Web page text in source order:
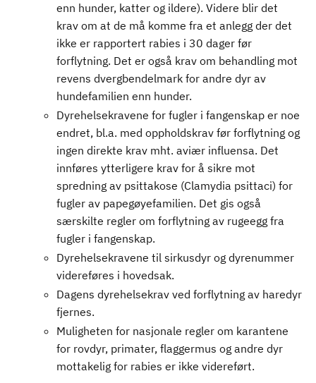
enn hunder, katter og ildere). Videre blir det
krav om at de må komme fra et anlegg der det
ikke er rapportert rabies i 30 dager før
forflytning. Det er også krav om behandling mot
revens dvergbendelmark for andre dyr av
hundefamilien enn hunder.
Dyrehelsekravene for fugler i fangenskap er noe
endret, bl.a. med oppholdskrav før forflytning og
ingen direkte krav mht. aviær influensa. Det
innføres ytterligere krav for å sikre mot
spredning av psittakose (Clamydia psittaci) for
fugler av papegøyefamilien. Det gis også
særskilte regler om forflytning av rugeegg fra
fugler i fangenskap.
Dyrehelsekravene til sirkusdyr og dyrenummer
videreføres i hovedsak.
Dagens dyrehelsekrav ved forflytning av haredyr
fjernes.
Muligheten for nasjonale regler om karantene
for rovdyr, primater, flaggermus og andre dyr
mottakelig for rabies er ikke videreført.